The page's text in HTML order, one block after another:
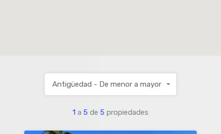
1 a 5 de 5 propiedades
Antigüedad - De menor a mayor